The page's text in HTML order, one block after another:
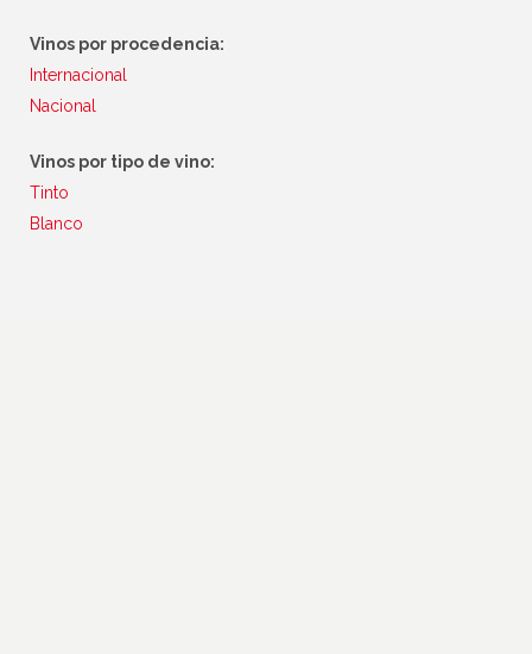
Vinos por procedencia:
Internacional
Nacional
Vinos por tipo de vino:
Tinto
Blanco